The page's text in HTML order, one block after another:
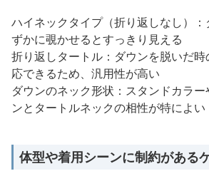
ハイネックタイプ（折り返しなし）
ずかに覗かせるとすっきり見える
折り返しタートル：ダウンを脱いだ
応できるため、汎用性が高い
ダウンのネック形状：スタンドカラ
ンとタートルネックの相性が特によい
体型や着用シーンに制約がある